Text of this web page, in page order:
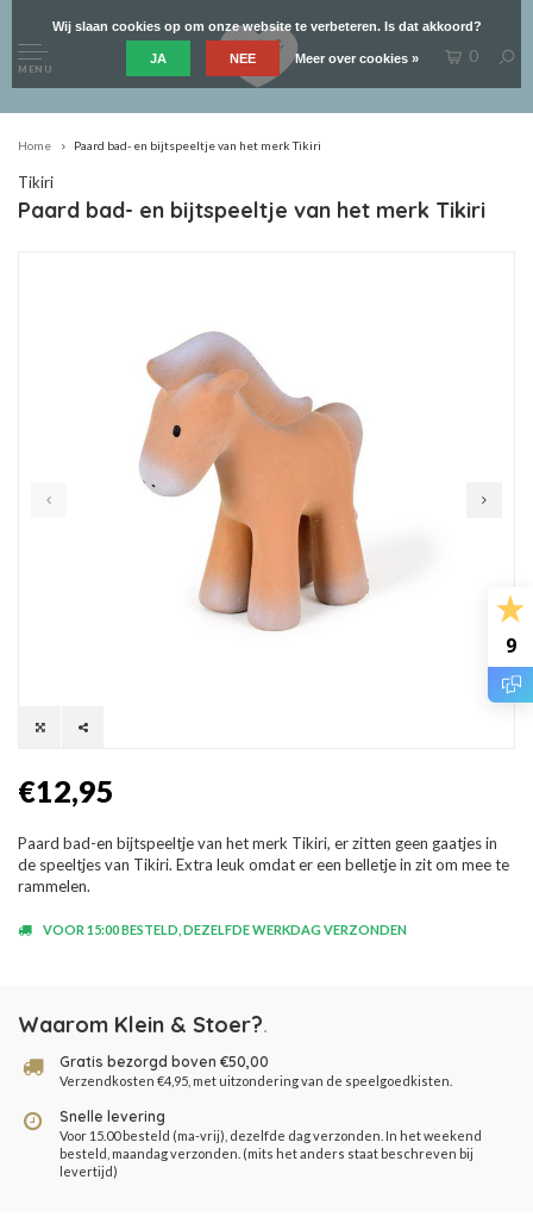
9
MENU
0
Home Paard bad- en bijtspeeltje van het merk Tikiri
Tikiri
Paard bad- en bijtspeeltje van het merk Tikiri
€12,95
Paard bad-en bijtspeeltje van het merk Tikiri, er zitten geen gaatjes in
de speeltjes van Tikiri. Extra leuk omdat er een belletje in zit om mee te
rammelen.
VOOR 15:00 BESTELD, DEZELFDE WERKDAG VERZONDEN
Waarom Klein & Stoer?.
Gratis bezorgd boven €50,00
Verzendkosten €4,95, met uitzondering van de speelgoedkisten.
Snelle levering
Voor 15.00 besteld (ma-vrij), dezelfde dag verzonden. In het weekend
besteld, maandag verzonden. (mits het anders staat beschreven bij
levertijd)
Wij slaan cookies op om onze website te verbeteren. Is dat akkoord?
JA NEE Meer over cookies »